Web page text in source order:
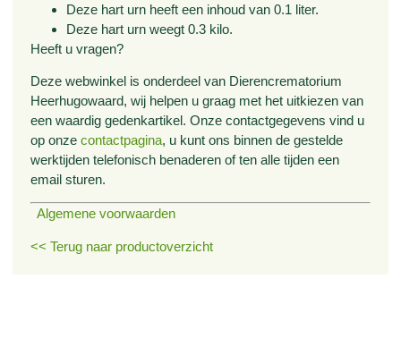
Deze hart urn heeft een inhoud van 0.1 liter.
Deze hart urn weegt 0.3 kilo.
Heeft u vragen?
Deze webwinkel is onderdeel van Dierencrematorium
Heerhugowaard, wij helpen u graag met het uitkiezen van
een waardig gedenkartikel. Onze contactgegevens vind u
op onzecontactpagina, u kunt ons binnen de gestelde
werktijden telefonisch benaderen of ten alle tijden een
email sturen.
Algemene voorwaarden
<< Terug naar productoverzicht